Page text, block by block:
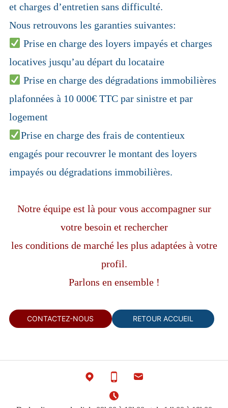
et charges d’entretien sans difficulté.
Nous retrouvons les garanties suivantes:
Prise en charge des loyers impayés et charges
locatives jusqu’au départ du locataire
Prise en charge des dégradations immobilières
plafonnées à 10 000€ TTC par sinistre et par
logement
Prise en charge des frais de contentieux
engagés pour recouvrer le montant des loyers
impayés ou dégradations immobilières.
Notre équipe est là pour vous accompagner sur
votre besoin et rechercher
les conditions de marché les plus adaptées à votre
profil.
Parlons en ensemble !
CONTACTEZ-NOUS RETOUR ACCUEIL